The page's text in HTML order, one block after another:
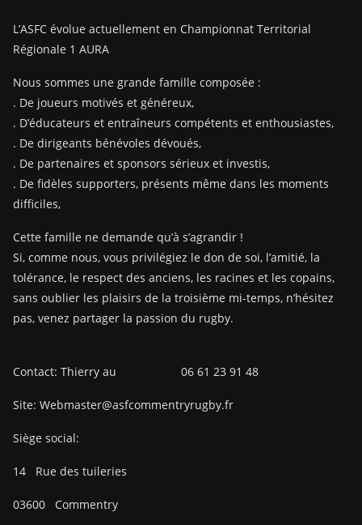
L’ASFC évolue actuellement en Championnat Territorial
Régionale 1 AURA
Nous sommes une grande famille composée :
. De joueurs motivés et généreux,
. D’éducateurs et entraîneurs compétents et enthousiastes,
. De dirigeants bénévoles dévoués,
. De partenaires et sponsors sérieux et investis,
. De fidèles supporters, présents même dans les moments
difficiles,
Cette famille ne demande qu’à s’agrandir !
Si, comme nous, vous privilégiez le don de soi, l’amitié, la
tolérance, le respect des anciens, les racines et les copains,
sans oublier les plaisirs de la troisième mi-temps, n’hésitez
pas, venez partager la passion du rugby.
Contact: Thierry au 06 61 23 91 48
Site: Webmaster@asfcommentryrugby.fr
Siège social:
14 Rue des tuileries
03600 Commentry